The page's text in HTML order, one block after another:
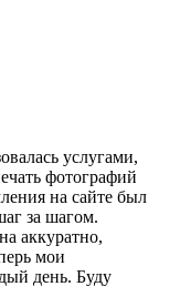
услугами,
фотографий
на сайте был
за шагом.
аккуратно,
мои
день. Буду